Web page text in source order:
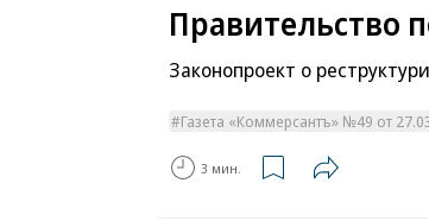
Правительство
Законопроект о
Газета «Коммерсантъ» №49 от
3 мин.